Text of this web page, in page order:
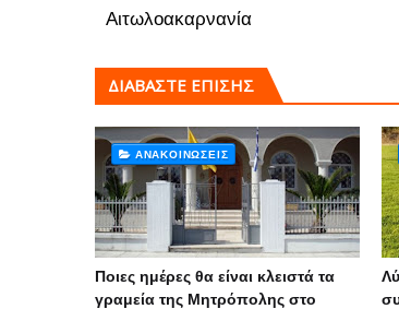
Αιτωλοακαρνανία
ΔΙΑΒΑΣΤΕ ΕΠΙΣΗΣ
ΑΝΑΚΟΙΝΏΣΕΙΣ
Ποιες ημέρες θα είναι κλειστά τα
γραμεία της Μητρόπολης στο